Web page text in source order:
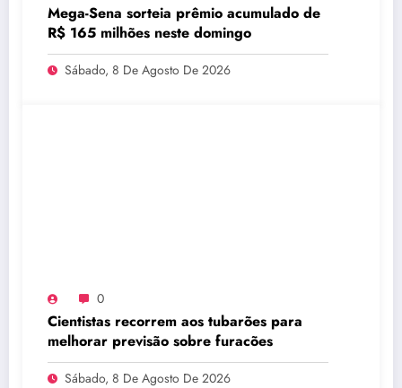
Mega-Sena sorteia prêmio acumulado de
R$ 165 milhões neste domingo
Sábado, 8 De Agosto De 2026
0
Cientistas recorrem aos tubarões para
melhorar previsão sobre furacões
Sábado, 8 De Agosto De 2026